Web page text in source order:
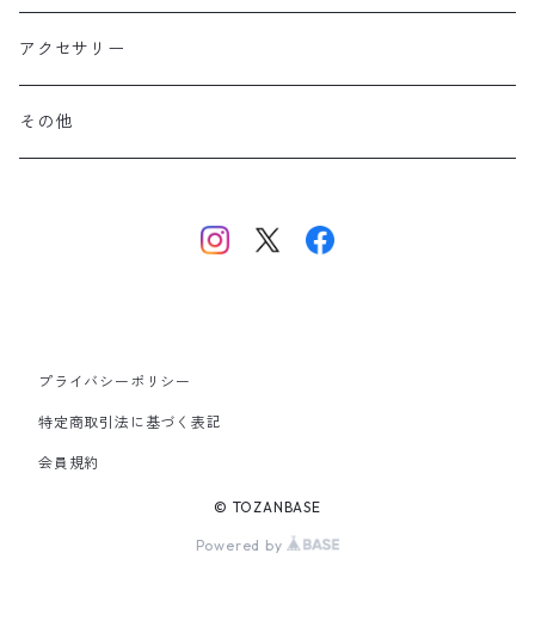
北アルプス
美ヶ原・八ヶ岳・秩父・多摩・南関東
その他
アクセサリー
その他
プライバシーポリシー
特定商取引法に基づく表記
会員規約
© TOZANBASE
Powered by